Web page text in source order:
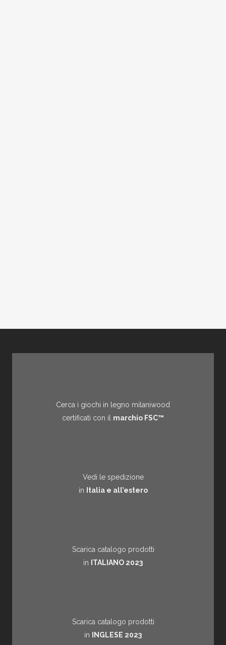
Cerca i giochi in legno milaniwood
certificati con il marchio FSC™
Vedi le spedizione
in
Italia e all’estero
Scarica catalogo prodotti
in
ITALIANO 2023
Scarica catalogo prodotti
in
INGLESE 2023